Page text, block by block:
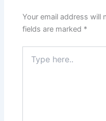
Your email address will
fields are marked *
here..